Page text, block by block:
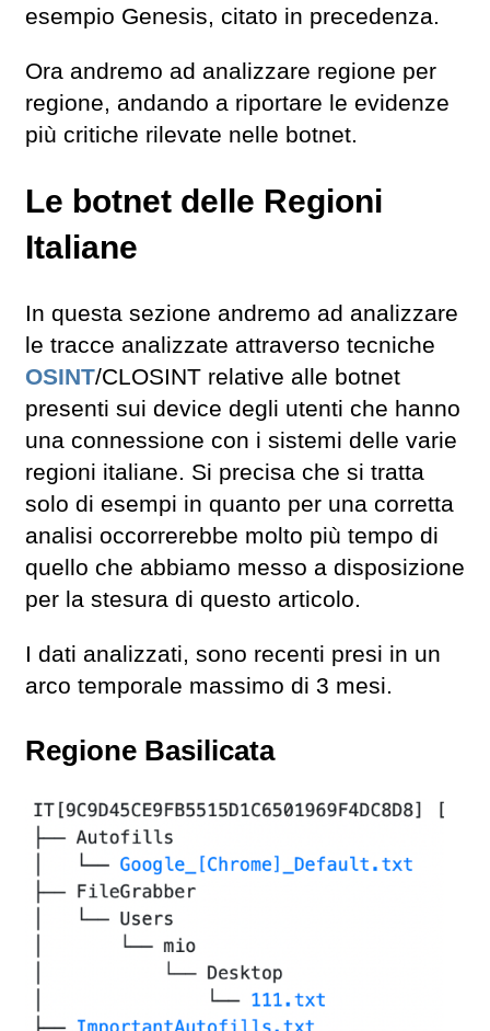
esempio Genesis, citato in precedenza.
Ora andremo ad analizzare regione per
regione, andando a riportare le evidenze
più critiche rilevate nelle botnet.
Le botnet delle Regioni
Italiane
In questa sezione andremo ad analizzare
le tracce analizzate attraverso tecniche
OSINT/CLOSINT relative alle botnet
presenti sui device degli utenti che hanno
una connessione con i sistemi delle varie
regioni italiane. Si precisa che si tratta
solo di esempi in quanto per una corretta
analisi occorrerebbe molto più tempo di
quello che abbiamo messo a disposizione
per la stesura di questo articolo.
I dati analizzati, sono recenti presi in un
arco temporale massimo di 3 mesi.
Regione Basilicata